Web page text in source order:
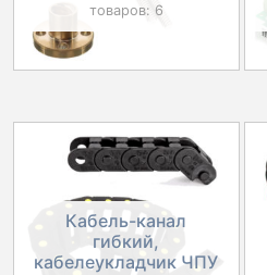
товаров: 6
Кабель-канал
гибкий,
кабелеукладчик ЧПУ